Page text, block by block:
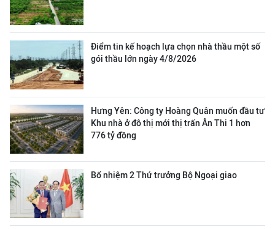
Điểm tin kế hoạch lựa chọn nhà thầu một số
gói thầu lớn ngày 4/8/2026
Hưng Yên: Công ty Hoàng Quân muốn đầu tư
Khu nhà ở đô thị mới thị trấn Ân Thi 1 hơn
776 tỷ đồng
Bổ nhiệm 2 Thứ trưởng Bộ Ngoại giao